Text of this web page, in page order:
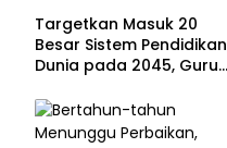
Targetkan Masuk 20
Besar Sistem Pendidikan
Dunia pada 2045, Guru
100 Persen